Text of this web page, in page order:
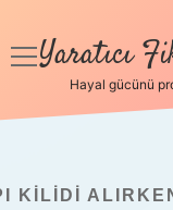
menüyü
Yaratıcı
Hayal gücünü
KILIDI